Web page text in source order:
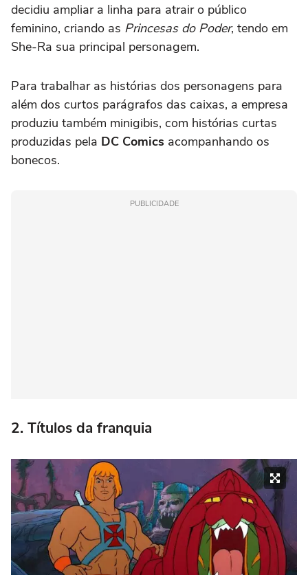
decidiu ampliar a linha para atrair o público
feminino, criando as Princesas do Poder, tendo em
She-Ra sua principal personagem.
Para trabalhar as histórias dos personagens para
além dos curtos parágrafos das caixas, a empresa
produziu também minigibis, com histórias curtas
produzidas pela DC Comics acompanhando os
bonecos.
PUBLICIDADE
2. Títulos da franquia